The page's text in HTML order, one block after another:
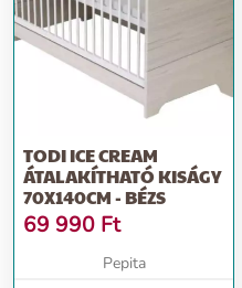
TODI ICE CREAM
ÁTALAKÍTHATÓ KISÁGY
70X140CM - BÉZS
69 990 Ft
Pepita